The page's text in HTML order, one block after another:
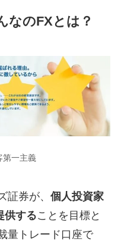
なのFXとは？
第一主義
証券が、 個人投資家
供することを目標と
量トレード口座で